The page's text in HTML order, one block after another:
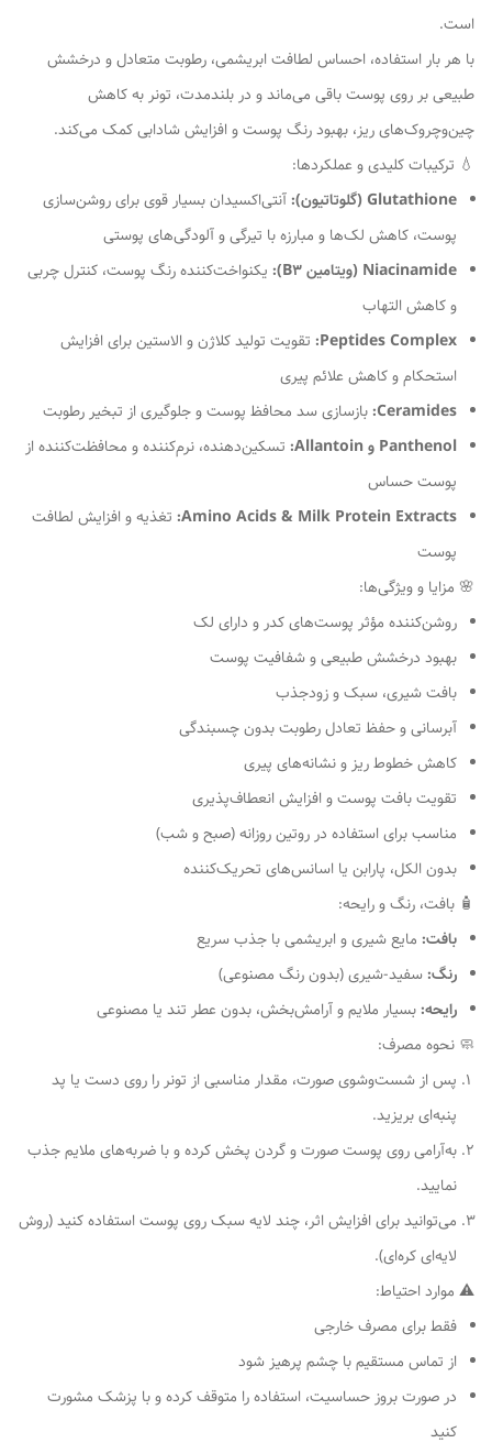
است.
با هر بار استفاده، احساس لطافت ابریشمی، رطوبت متعادل و درخشش
طبیعی بر روی پوست باقی می‌ماند و در بلندمدت، تونر به کاهش
چین‌و‌چروک‌های ریز، بهبود رنگ پوست و افزایش شادابی کمک می‌کند.
💧 ترکیبات کلیدی و عملکردها:
Glutathione (گلوتاتیون):
آنتی‌اکسیدان بسیار قوی برای روشن‌سازی
پوست، کاهش لک‌ها و مبارزه با تیرگی و آلودگی‌های پوستی
Niacinamide (ویتامین B3):
یکنواخت‌کننده رنگ پوست، کنترل چربی
و کاهش التهاب
Peptides Complex: تقویت تولید کلاژن و الاستین برای افزایش
استحکام و کاهش علائم پیری
Ceramides: بازسازی سد محافظ پوست و جلوگیری از تبخیر رطوبت
Panthenol و Allantoin:
تسکین‌دهنده، نرم‌کننده و محافظت‌کننده از
پوست حساس
Amino Acids & Milk Protein Extracts: تغذیه و افزایش لطافت
پوست
🌸 مزایا و ویژگی‌ها:
روشن‌کننده مؤثر پوست‌های کدر و دارای لک
بهبود درخشش طبیعی و شفافیت پوست
بافت شیری، سبک و زودجذب
آبرسانی و حفظ تعادل رطوبت بدون چسبندگی
کاهش خطوط ریز و نشانه‌های پیری
تقویت بافت پوست و افزایش انعطاف‌پذیری
مناسب برای استفاده در روتین روزانه (صبح و شب)
بدون الکل، پارابن یا اسانس‌های تحریک‌کننده
🧴 بافت، رنگ و رایحه:
بافت: مایع شیری و ابریشمی با جذب سریع
رنگ:سفید-شیری (بدون رنگ مصنوعی)
رایحه:بسیار ملایم و آرامش‌بخش، بدون عطر تند یا مصنوعی
🧼 نحوه مصرف:
پس از شست‌وشوی صورت، مقدار مناسبی از تونر را روی دست یا پد
پنبه‌ای بریزید.
به‌آرامی روی پوست صورت و گردن پخش کرده و با ضربه‌های ملایم جذب
نمایید.
می‌توانید برای افزایش اثر، چند لایه سبک روی پوست استفاده کنید (روش
لایه‌ای کره‌ای).
⚠ موارد احتیاط:
فقط برای مصرف خارجی
از تماس مستقیم با چشم پرهیز شود
در صورت بروز حساسیت، استفاده را متوقف کرده و با پزشک مشورت
کنید